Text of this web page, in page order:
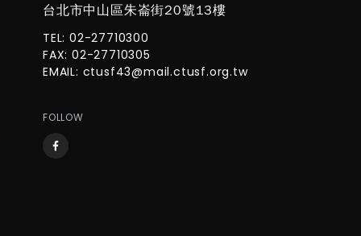
台北市中山區朱崙街20號13樓
TEL: 02-27710300
FAX: 02-27710305
EMAIL: ctusf43@mail.ctusf.org.tw
FOLLOW